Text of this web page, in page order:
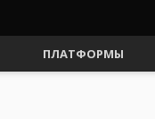
ПЛАТФОРМЫ